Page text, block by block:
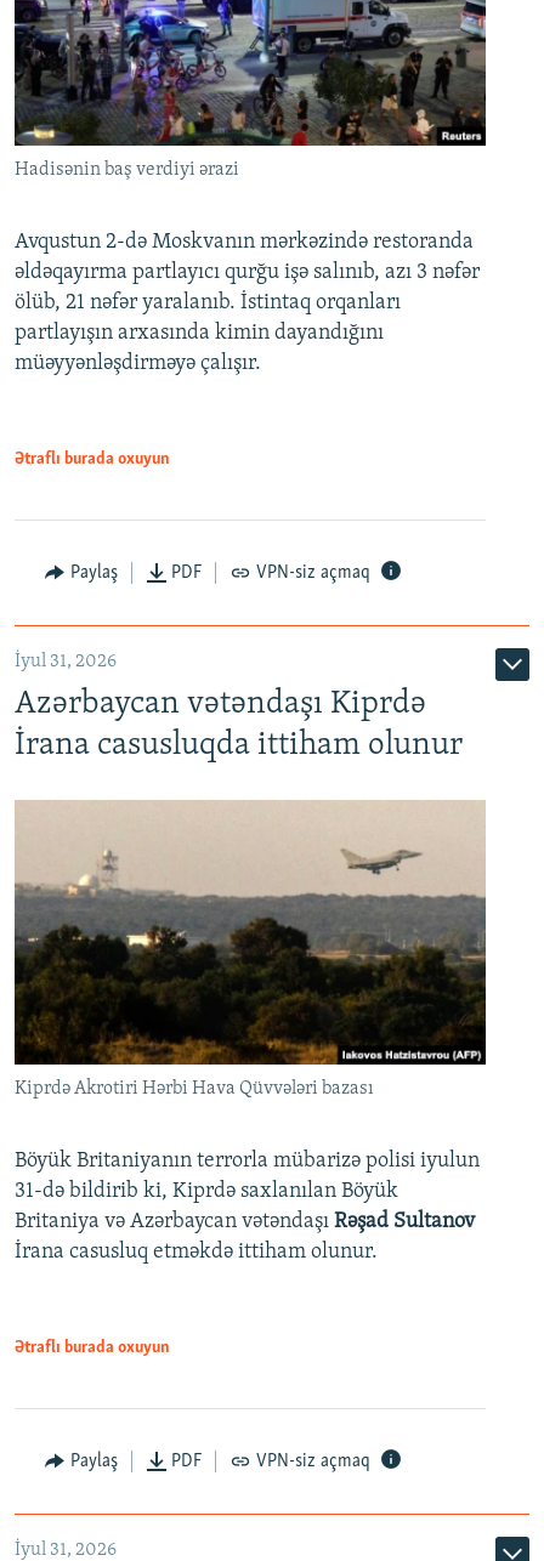
Hadisənin baş verdiyi ərazi
Avqustun 2-də Moskvanın mərkəzində restoranda
əldəqayırma partlayıcı qurğu işə salınıb, azı 3 nəfər
ölüb, 21 nəfər yaralanıb. İstintaq orqanları
partlayışın arxasında kimin dayandığını
müəyyənləşdirməyə çalışır.
Ətraflı burada oxuyun
Paylaş PDF VPN-siz açmaq
İyul 31, 2026
Azərbaycan vətəndaşı Kiprdə
İrana casusluqda ittiham olunur
Kiprdə Akrotiri Hərbi Hava Qüvvələri bazası
Böyük Britaniyanın terrorla mübarizə polisi iyulun
31-də bildirib ki, Kiprdə saxlanılan Böyük
Britaniya və Azərbaycan vətəndaşı Rəşad Sultanov
İrana casusluq etməkdə ittiham olunur.
Ətraflı burada oxuyun
Paylaş PDF VPN-siz açmaq
İyul 31, 2026